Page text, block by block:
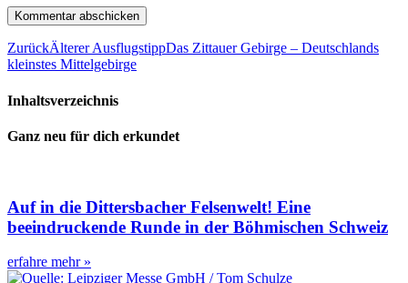
ZurückÄlterer AusflugstippDas Zittauer Gebirge – Deutschlands
kleinstes Mittelgebirge
Inhaltsverzeichnis
Ganz neu für dich erkundet
Auf in die Dittersbacher Felsenwelt! Eine
beeindruckende Runde in der Böhmischen Schweiz
erfahre mehr »